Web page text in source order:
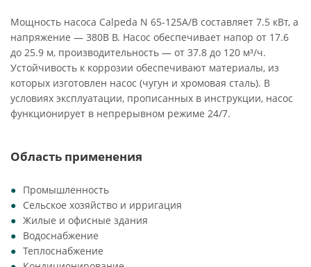
Мощность насоса Calpeda N 65-125A/B составляет 7.5 кВт, а
напряжение — 380В В. Насос обеспечивает напор от 17.6
до 25.9 м, производительность — от 37.8 до 120 м³/ч.
Устойчивость к коррозии обеспечивают материалы, из
которых изготовлен насос (чугун и хромовая сталь). В
условиях эксплуатации, прописанных в инструкции, насос
функционирует в непрерывном режиме 24/7.
Область применения
Промышленность
Сельское хозяйство и ирригация
Жилые и офисные здания
Водоснабжение
Теплоснабжение